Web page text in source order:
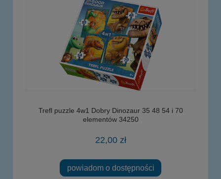
Trefl puzzle 4w1 Dobry Dinozaur 35 48 54 i 70
elementów 34250
22,00 zł
powiadom o dostępności